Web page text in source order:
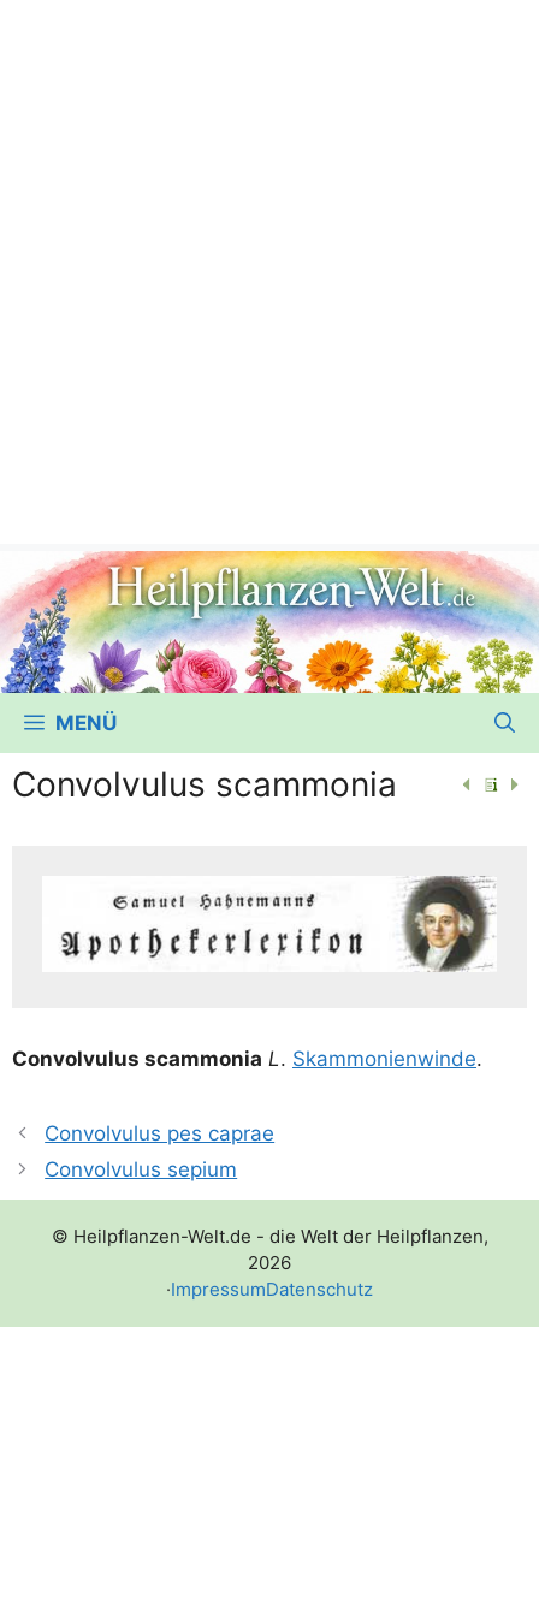
MENÜ
Convolvulus scammonia
Con­vol­vu­lus scam­mo­nia L. Skam­mo­nien­win­de.
Convolvulus pes caprae
Convolvulus sepium
© Heilpflanzen-Welt.de - die Welt der Heilpflanzen,
2026
·ImpressumDatenschutz